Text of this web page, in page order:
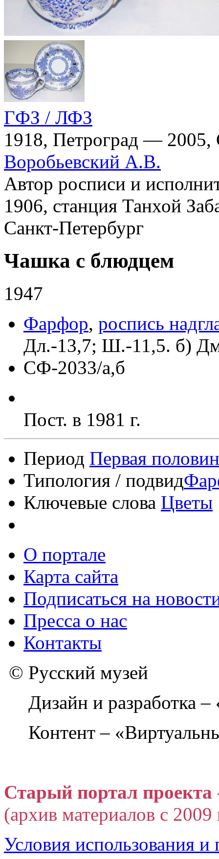
ГФЗ / ЛФЗ
1918, Петроград — 2005,
Воробьевский А.В.
Автор росписи и
1906, станция Танхой
Санкт-Петербург
Чашка с блюдцем
1947
Фарфор, роспись
Дл.-13,7; Ш.-11,5. б)
СФ-2033/а,б
Пост. в 1981 г.
Период Первая
Типология / подвид
Ключевые слова Цветы
О портале
Карта сайта
Подписаться на
Пресса о нас
Контакты
© Русский музей
Дизайн и разработка
Контент –
Старый портал
(архив материалов с
Условия использования